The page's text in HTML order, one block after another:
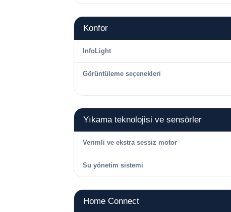
Konfor
InfoLight
Görüntüleme seçenekleri
Yıkama teknolojisi ve sensörler
Verimli ve ekstra sessiz motor
Su yönetim sistemi
Home Connect